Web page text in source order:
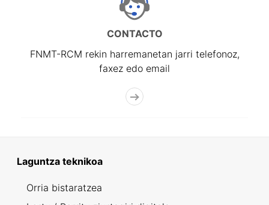
CONTACTO
FNMT-RCM rekin harremanetan jarri telefonoz,
faxez edo email
Laguntza teknikoa
Orria bistaratzea